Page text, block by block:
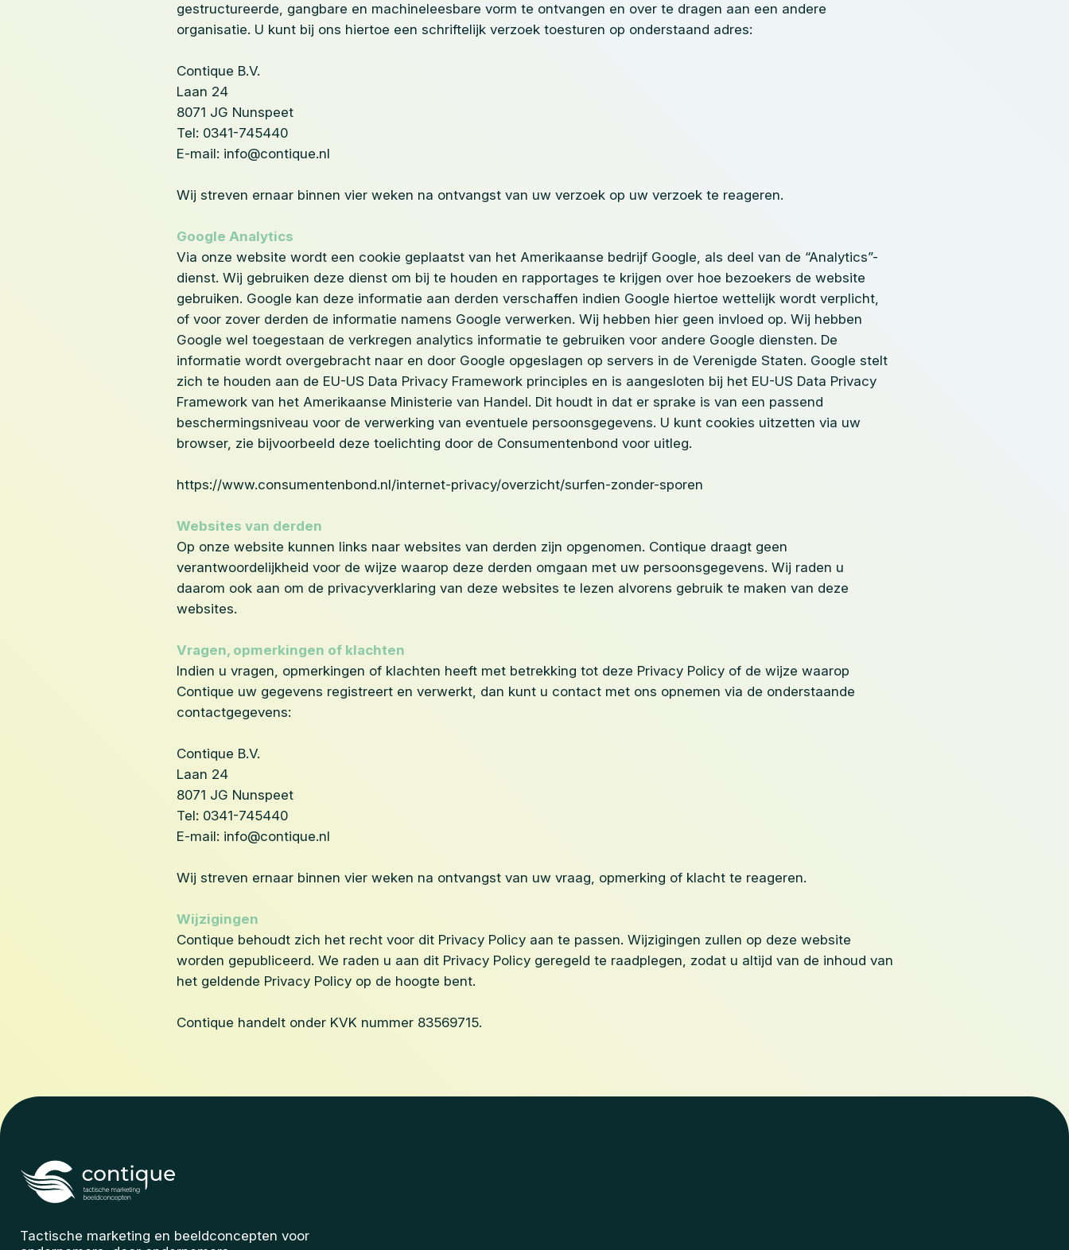
gestructureerde, gangbare en machineleesbare vorm te ontvangen en over te dragen aan een andere
organisatie. U kunt bij ons hiertoe een schriftelijk verzoek toesturen op onderstaand adres:
Contique B.V.
Laan 24
8071 JG Nunspeet
Tel: 0341-745440
E-mail: info@contique.nl
Wij streven ernaar binnen vier weken na ontvangst van uw verzoek op uw verzoek te reageren.
Google Analytics
Via onze website wordt een cookie geplaatst van het Amerikaanse bedrijf Google, als deel van de “Analytics”-
dienst. Wij gebruiken deze dienst om bij te houden en rapportages te krijgen over hoe bezoekers de website
gebruiken. Google kan deze informatie aan derden verschaffen indien Google hiertoe wettelijk wordt verplicht,
of voor zover derden de informatie namens Google verwerken. Wij hebben hier geen invloed op. Wij hebben
Google wel toegestaan de verkregen analytics informatie te gebruiken voor andere Google diensten. De
informatie wordt overgebracht naar en door Google opgeslagen op servers in de Verenigde Staten. Google stelt
zich te houden aan de EU-US Data Privacy Framework principles en is aangesloten bij het EU-US Data Privacy
Framework van het Amerikaanse Ministerie van Handel. Dit houdt in dat er sprake is van een passend
beschermingsniveau voor de verwerking van eventuele persoonsgegevens. U kunt cookies uitzetten via uw
browser, zie bijvoorbeeld deze toelichting door de Consumentenbond voor uitleg.
https://www.consumentenbond.nl/internet-privacy/overzicht/surfen-zonder-sporen
Websites van derden
Op onze website kunnen links naar websites van derden zijn opgenomen. Contique draagt geen
verantwoordelijkheid voor de wijze waarop deze derden omgaan met uw persoonsgegevens. Wij raden u
daarom ook aan om de privacyverklaring van deze websites te lezen alvorens gebruik te maken van deze
websites.
Vragen, opmerkingen of klachten
Indien u vragen, opmerkingen of klachten heeft met betrekking tot deze Privacy Policy of de wijze waarop
Contique uw gegevens registreert en verwerkt, dan kunt u contact met ons opnemen via de onderstaande
contactgegevens:
Contique B.V.
Laan 24
8071 JG Nunspeet
Tel: 0341-745440
E-mail: info@contique.nl
Wij streven ernaar binnen vier weken na ontvangst van uw vraag, opmerking of klacht te reageren.
Wijzigingen
Contique behoudt zich het recht voor dit Privacy Policy aan te passen. Wijzigingen zullen op deze website
worden gepubliceerd. We raden u aan dit Privacy Policy geregeld te raadplegen, zodat u altijd van de inhoud van
het geldende Privacy Policy op de hoogte bent.
Contique handelt onder KVK nummer 83569715.
Tactische marketing en beeldconcepten voor